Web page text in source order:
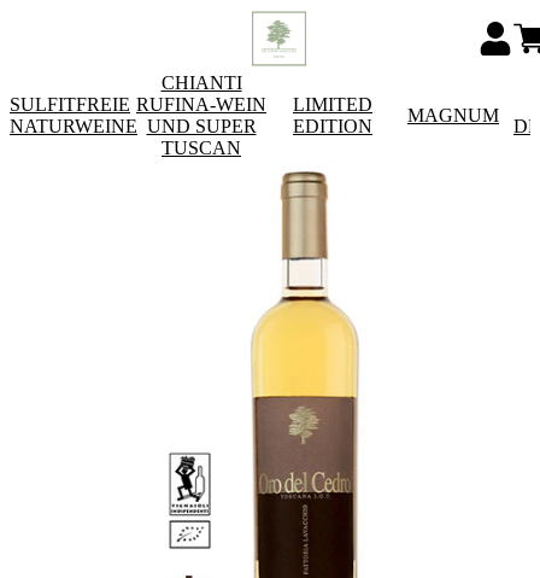
SULFITFREIE
NATURWEINE
CHIANTI
RUFINA-WEIN
UND SUPER
TUSCAN
LIMITED
EDITION
MAGNUM